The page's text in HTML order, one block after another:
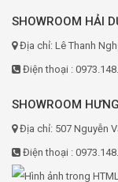
SHOWROOM HẢI
Địa chỉ: Lê Thanh
Điện thoại :
SHOWROOM
Địa chỉ: 507 Nguyễn
Điện thoại :